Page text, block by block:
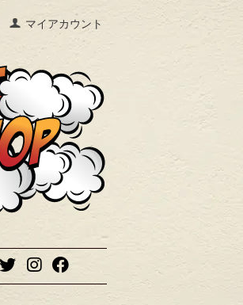
マイアカウント